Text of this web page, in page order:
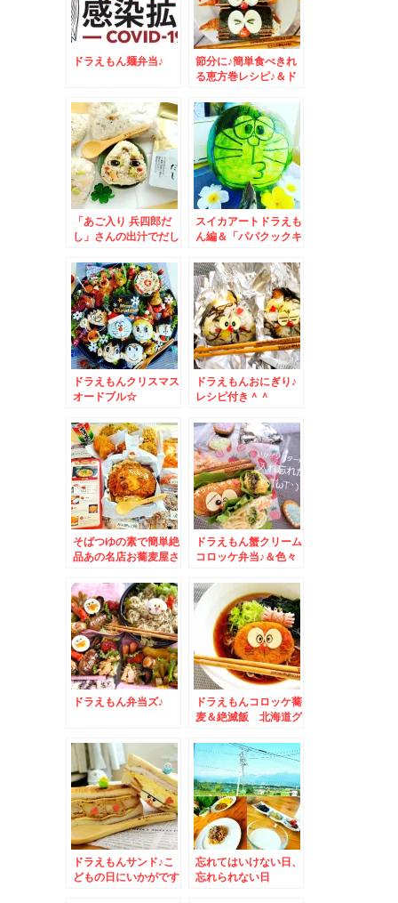
れました～＾＾
ドラえもん麺弁当♪
節分に♪簡単食べきれ
る恵方巻レシピ♪＆ド
助恵方巻
「あご入り 兵四郎だ
し」さんの出汁でだし
`*)onigiri
スイカアートドラえも
ん編＆「パパクックキ
ドラえもんクリスマス
オードブル☆
ドラえもんおにぎり♪
レシピ付き＾＾
そばつゆの素で簡単絶
品あの名店お蕎麦屋さ
きちゃう～(*´艸`*)＆
おかずバイキング弁
当！！
ドラえもん蟹クリーム
コロッケ弁当♪＆色々
ドラえもん弁当ズ♪
ドラえもんコロッケ蕎
麦＆絶滅飯 北海道グ
ドラえもんサンド♪こ
どもの日にいかがです
忘れてはいけない日、
忘れられない日